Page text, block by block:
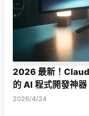
2026 最新！
的 AI 程式開發神器
2026/4/24